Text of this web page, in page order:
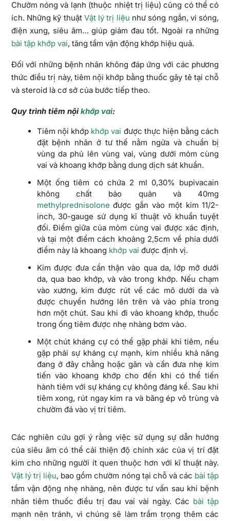
Chườm nóng và lạnh (thuộc nhiệt trị liệu) cũng có thể có
ích. Những kỹ thuật Vật lý trị liệu như sóng ngắn, vi sóng,
điện xung, siêu âm… giúp giảm đau tốt. Ngoài ra những
bài tập khớp vai, tăng tầm vận động khớp hiệu quả.
Đối với những bệnh nhân không đáp ứng với các phương
thức điều trị này, tiêm nội khớp bằng thuốc gây tê tại chỗ
và steroid là cơ sở của bước tiếp theo.
Quy trình tiêm nộikhớp vai:
Tiêm nội khớp khớp vai được thực hiện bằng cách
đặt bệnh nhân ở tư thế nằm ngửa và chuẩn bị
vùng da phủ lên vùng vai, vùng dưới mỏm cùng
vai và khoang khớp bằng dung dịch sát khuẩn.
Một ống tiêm có chứa 2 ml 0,30% bupivacain
không chất bảo quản và 40mg
methylprednisolone được gắn vào một kim 11/2-
inch, 30-gauge sử dụng kĩ thuật vô khuẩn tuyệt
đối. Điểm giữa của mỏm cùng vai được xác định,
và tại một điểm cách khoảng 2,5cm về phía dưới
điểm này là khoang khớp vai được định vị.
Kim được đưa cẩn thận vào qua da, lớp mỡ dưới
da, qua bao khớp, và vào trong khớp. Nếu chạm
vào xương, kim được rút về các mô dưới da và
được chuyển hướng lên trên và vào phía trong
hơn một chút. Sau khi đi vào khoang khớp, thuốc
trong ống tiêm được nhẹ nhàng bơm vào.
Một chút kháng cự có thể gặp phải khi tiêm, nếu
gặp phải sự kháng cự mạnh, kim nhiều khả năng
đang ở đây chằng hoặc gân và cần đưa nhẹ kim
tiến vào khoang khớp cho đến khi có thể tiến
hành tiêm với sự kháng cự không đáng kể. Sau khi
tiêm xong, rút ngay kim ra và băng ép vô trùng và
chườm đá vào vị trí tiêm.
Các nghiên cứu gợi ý rằng việc sử dụng sự dẫn hướng
của siêu âm có thể cải thiện độ chính xác của vị trí đặt
kim cho những người ít quen thuộc hơn với kĩ thuật này.
Vật lý trị liệu, bao gồm chườm nóng tại chỗ và các bài tập
tầm vận động nhẹ nhàng, nên được tư vấn sau khi bệnh
nhân tiêm thuốc điều trị đau vai vài ngày. Các bài tập
mạnh nên tránh, vì chúng sẽ làm trầm trọng thêm các